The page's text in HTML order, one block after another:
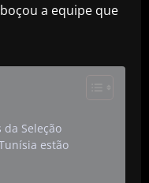
a equipe que
Seleção
estão